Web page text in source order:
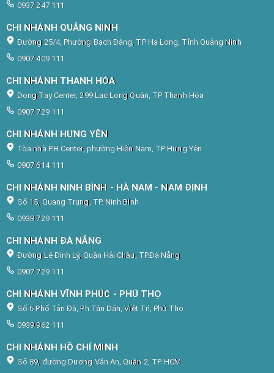
0937 247 111
CHI NHÁNH QUẢNG NINH
Đường 25/4, Phường Bạch Đằng, TP Hạ Long, Tỉnh Quảng Ninh
0907 409 111
CHI NHÁNH THANH HÓA
Dong Tay Center, 299 Lạc Long Quân, TP Thanh Hóa
0907 729 111
CHI NHÁNH HƯNG YÊN
Tòa nhà P.H Center, phường Hiến Nam, TP Hưng Yên
0907 614 111
CHI NHÁNH NINH BÌNH - HÀ NAM - NAM ĐỊNH
Số 15, Quang Trung, TP. Ninh Bình
0938 729 111
CHI NHÁNH ĐÀ NẴNG
Đường Lê Đình Lý, Quận Hải Châu, TP.Đà Nẵng
0907 729 111
CHI NHÁNH VĨNH PHÚC - PHÚ THỌ
Số 6 Phố Tản Đà, Ph.Tân Dân, Việt Trì, Phú Thọ
0939 962 111
CHI NHÁNH HỒ CHÍ MINH
Số 89, đường Dương Văn An, Quận 2, TP. HCM